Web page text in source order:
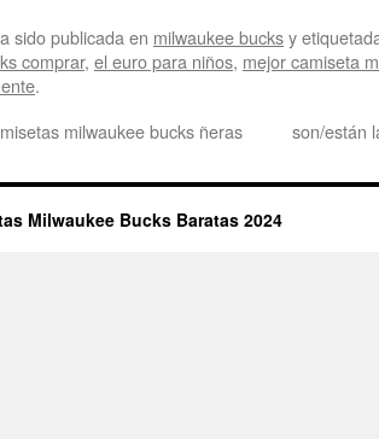
sido publicada en milwaukee bucksy
comprar, el euro para niños, mejor camiseta
.
milwaukee bucks ñeras son/están
Milwaukee Bucks Baratas 2024